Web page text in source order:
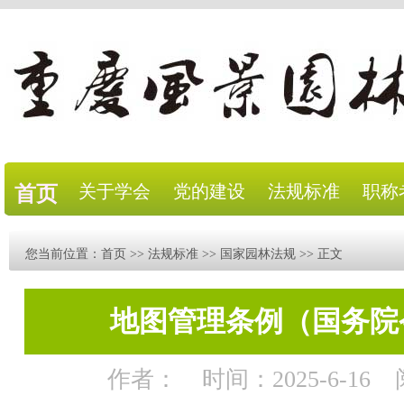
首页 关于学会 党的建设 法规标准 职称
您当前位置： 首页 >> 法规标准 >> 国家园林法规 >> 正文
地图管理条例（国务
作者： 时间：2025-6-16